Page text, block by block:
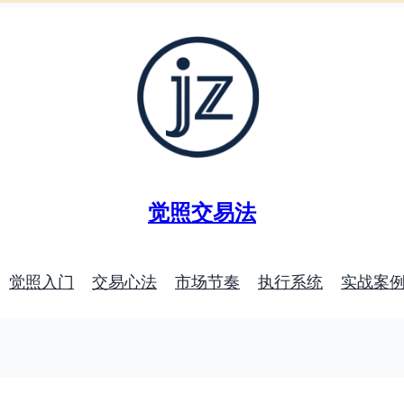
觉照交易法
觉照入门 交易心法 市场节奏 执行系统 实战案